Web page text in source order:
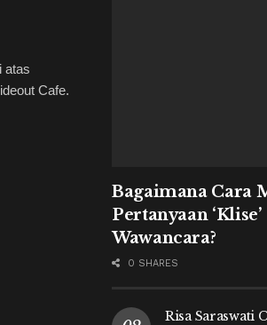
atas
Cafe.
Bagaimana Cara
Pertanyaan ‘Klise’
Wawancara?
0 SHARES
Risa Saraswati